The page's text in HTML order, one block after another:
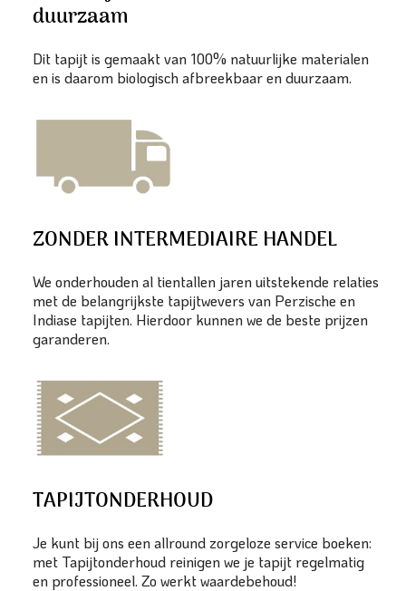
duurzaam
Dit tapijt is gemaakt van 100% natuurlijke materialen
en is daarom biologisch afbreekbaar en duurzaam.
ZONDER INTERMEDIAIRE HANDEL
We onderhouden al tientallen jaren uitstekende relaties
met de belangrijkste tapijtwevers van Perzische en
Indiase tapijten. Hierdoor kunnen we de beste prijzen
garanderen.
TAPIJTONDERHOUD
Je kunt bij ons een allround zorgeloze service boeken:
met Tapijtonderhoud reinigen we je tapijt regelmatig
en professioneel. Zo werkt waardebehoud!